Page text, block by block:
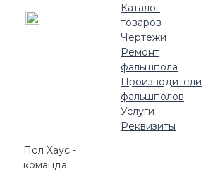
Каталог
товаров
Чертежи
Ремонт
фальшпола
Производители
фальшполов
Услуги
Реквизиты
Пол Хаус -
команда